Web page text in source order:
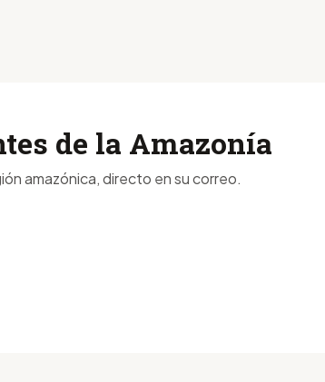
de la Amazonía
amazónica, directo en su correo.